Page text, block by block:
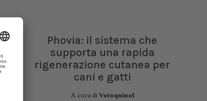
Phovia: il sistema che
supporta una rapida
rigenerazione cutanea per
cani e gatti
A cura diVetoquinol